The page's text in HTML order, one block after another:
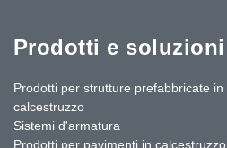
Prodotti e soluzioni
Prodotti per strutture prefabbricate in
calcestruzzo
Sistemi d'armatura
Prodotti per pavimenti in calcestruzzo